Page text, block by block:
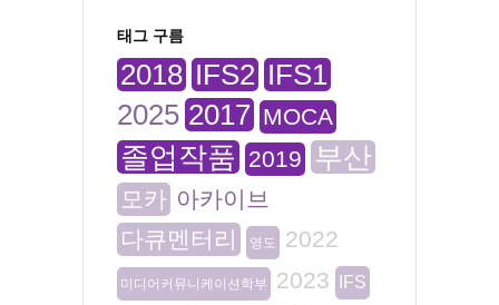
태그 구름
2018 IFS2 IFS1
2025 2017 MOCA
졸업작품 2019 부산
모카 아카이브
다큐멘터리
영도 2022
미디어커뮤니케이션학부 2023 IFS